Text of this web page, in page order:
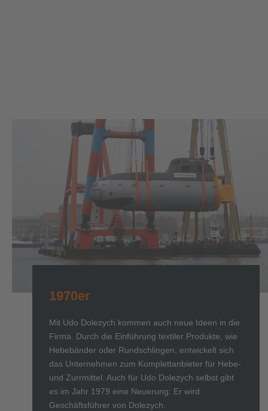
1970er
Mit Udo Dolezych kommen auch neue Ideen in die
Firma. Durch die Einführung textiler Produkte, wie
Hebebänder oder Rundschlingen, entwickelt sich
das Unternehmen zum Komplettanbieter für Hebe-
und Zurrmittel. Auch für Udo Dolezych selbst gibt
es im Jahr 1979 eine Neuerung: Er wird
Geschäftsführer von Dolezych.